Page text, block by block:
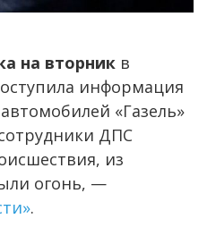
на вторник в
информация
«Газель»
ДПС
из
огонь, —
.